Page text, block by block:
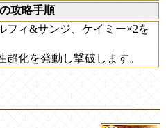
攻略手順
フィ&サンジ、ケイミー×2を
超化を発動し撃破します。